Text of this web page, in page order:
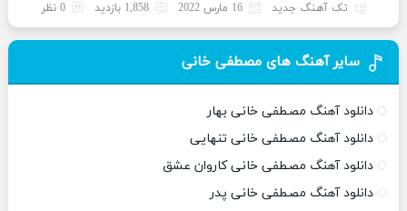
تک آهنگ جدید 16 مارس 2022 1,858 بازدید 0 نظر
سایر آهنگ های مصطفی خانی
دانلود آهنگ مصطفی خانی بهار
دانلود آهنگ مصطفی خانی تنهایی
دانلود آهنگ مصطفی خانی کاروان عشق
دانلود آهنگ مصطفی خانی پدر